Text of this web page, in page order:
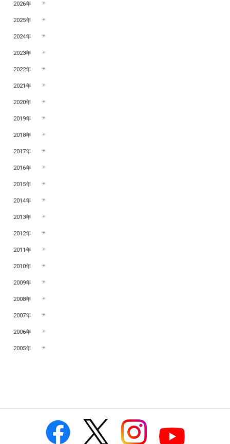
2026年
2025年
2024年
2023年
2022年
2021年
2020年
2019年
2018年
2017年
2016年
2015年
2014年
2013年
2012年
2011年
2010年
2009年
2008年
2007年
2006年
2005年